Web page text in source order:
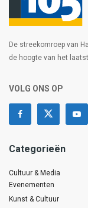
De streekomroep van
de hoogte van het
VOLG ONS OP
Categorieën
Cultuur & Media
Evenementen
Kunst & Cultuur